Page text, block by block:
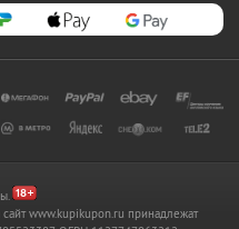
www.kupikupon.ru принадлежат